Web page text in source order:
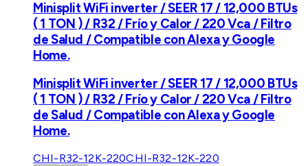
Minisplit WiFi inverter / SEER 17 / 12,000 BTUs
( 1 TON ) / R32 / Frío y Calor / 220 Vca / Filtro
de Salud / Compatible con Alexa y Google
Home.
Minisplit WiFi inverter / SEER 17 / 12,000 BTUs
( 1 TON ) / R32 / Frío y Calor / 220 Vca / Filtro
de Salud / Compatible con Alexa y Google
Home.
CHI-R32-12K-220CHI-R32-12K-220